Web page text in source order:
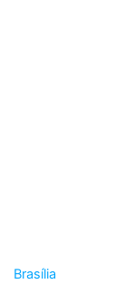
Brasília